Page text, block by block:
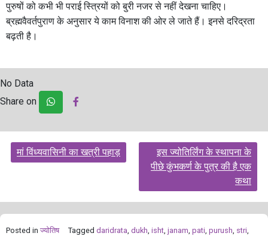
पुरुषों को कभी भी पराई स्त्रियों को बुरी नजर से नहीं देखना चाहिए।
ब्रह्मवैवर्तपुराण के अनुसार ये काम विनाश की ओर ले जाते हैं। इनसे दरिद्रता
बढ़ती है।
No Data
Share on
Post
navigation
मां विंध्यवासिनी का खत्री पहाड़
इस ज्योतिर्लिंग के स्थापना के
पीछे कुंभकर्ण के पुत्र की है एक
कथा
Posted in ज्योतिष Tagged daridrata, dukh, isht, janam, pati, purush, stri,